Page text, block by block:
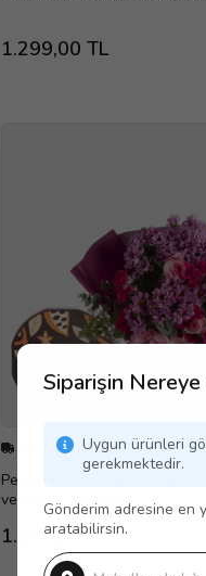
Siparişin
Uygun ürünleri
gerekmektedir.
Gönderim adresine en
aratabilirsin.
1.299,00 TL
Aynı Gün Ücretsiz Teslimat
Pembe Buket Kağıtlı Karışık
ve Gurme Lezzetler
1.668,99 TL